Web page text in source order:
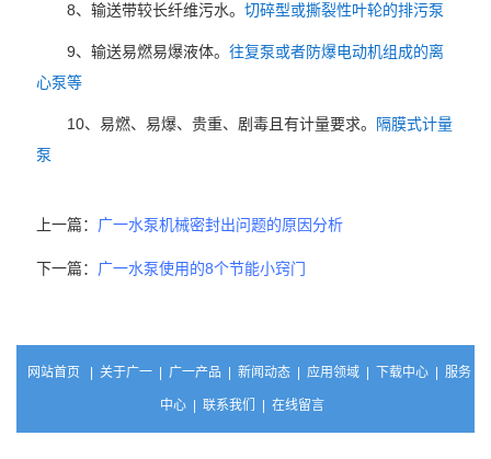
8、输送带较长纤维污水。 切碎型或撕裂性叶轮的排污泵
9、输送易燃易爆液体。 往复泵或者防爆电动机组成的离
心泵等
10、易燃、易爆、贵重、剧毒且有计量要求。
隔膜式计量
泵
上一篇： 广一水泵机械密封出问题的原因分析
下一篇： 广一水泵使用的8个节能小窍门
网站首页 关于广一 广一产品 新闻动态 应用领域 下载中心 服务
中心 联系我们 在线留言